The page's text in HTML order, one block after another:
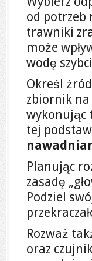
od potrzeb
trawniki
może
wodę
Określ
zbiornik na
wykonując
tej
Planując
zasadę
Podziel
Rozważ
oraz